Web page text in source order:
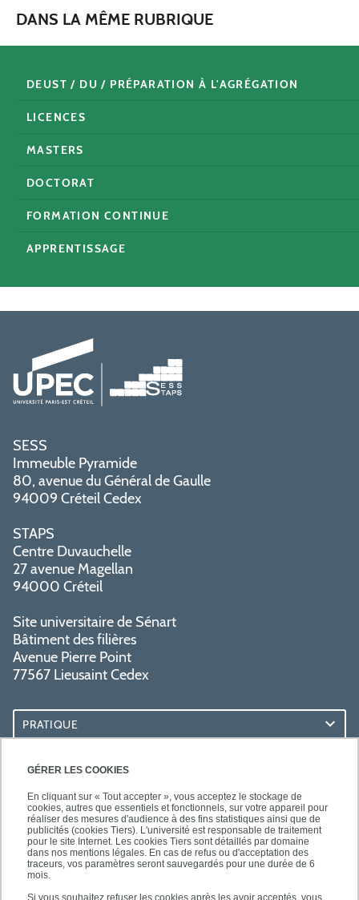
GÉRER LES COOKIES
En cliquant sur « Tout accepter », vous acceptez le stockage de
cookies, autres que essentiels et fonctionnels, sur votre appareil pour
réaliser des mesures d'audience à des fins statistiques ainsi que de
publicités (cookies Tiers). L'université est responsable de traitement
pour le site Internet. Les cookies Tiers sont détaillés par domaine
dans nos mentions légales. En cas de refus ou d'acceptation des
traceurs, vos paramètres seront sauvegardés pour une durée de 6
mois.
DANS LA MÊME RUBRIQUE
DEUST / DU / PRÉPARATION À L'AGRÉGATION
LICENCES
MASTERS
DOCTORAT
FORMATION CONTINUE
APPRENTISSAGE
SESS
Immeuble Pyramide
80, avenue du Général de Gaulle
94009 Créteil Cedex
STAPS
Centre Duvauchelle
27 avenue Magellan
94000 Créteil
Site universitaire de Sénart
Bâtiment des filières
Avenue Pierre Point
77567 Lieusaint Cedex
PRATIQUE
ACCÈS RAPIDES
SUIVEZ-NOUS